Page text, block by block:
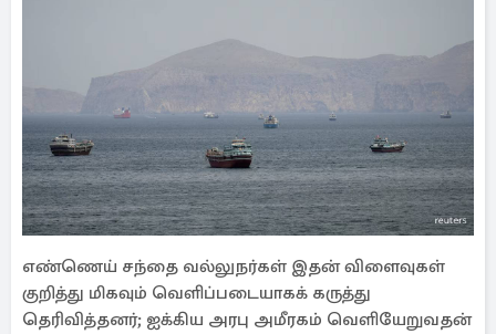
எண்ணெய் சந்தை வல்லுநர்கள் இதன் விளைவுகள்
குறித்து மிகவும் வெளிப்படையாகக் கருத்து
தெரிவித்தனர்; ஐக்கிய அரபு அமீரகம் வெளியேறுவதன்